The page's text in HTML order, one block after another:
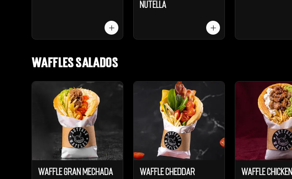
Nutella
Waffles salados
Waffle Gran Mechada Waffle Cheddar
Waffle Chicken